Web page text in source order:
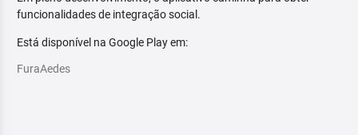
funcionalidades de integração social.
Está disponível na Google Play em:
FuraAedes